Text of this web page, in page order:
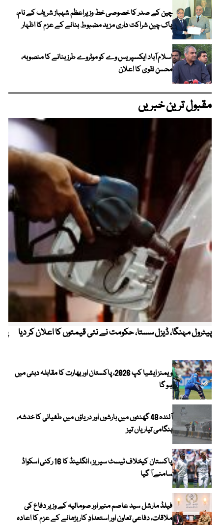
چین کے صدر کا خصوصی خط وزیراعظم شہباز شریف کے نام،
پاک چین شراکت داری مزید مضبوط بنانے کے عزم کا اظہار
اسلام آباد ایکسپریس وے کو موٹروے طرز بنانے کا منصوبہ،
محسن نقوی کا اعلان
مقبول ترین خبریں
پیٹرول مہنگا، ڈیزل سستا، حکومت نے نئی قیمتوں کا اعلان کر دیا
ویمنز ایشیا کپ 2026، پاکستان اور بھارت کا مقابلہ دبئی میں
ہو گا
آئندہ 48 گھنٹوں میں بارشوں اور دریاؤں میں طغیانی کا خدشہ،
ہنگامی تیاریاں تیز
پاکستان کیخلاف ٹیسٹ سیریز ، انگلینڈ کا 16 رکنی اسکواڈ
سامنے آ گیا
فیلڈ مارشل سید عاصم منیر اور صومالیہ کے وزیر دفاع کی
ملاقات، دفاعی تعاون اور استعدادِ کار بڑھانے کے عزم کا اعادہ